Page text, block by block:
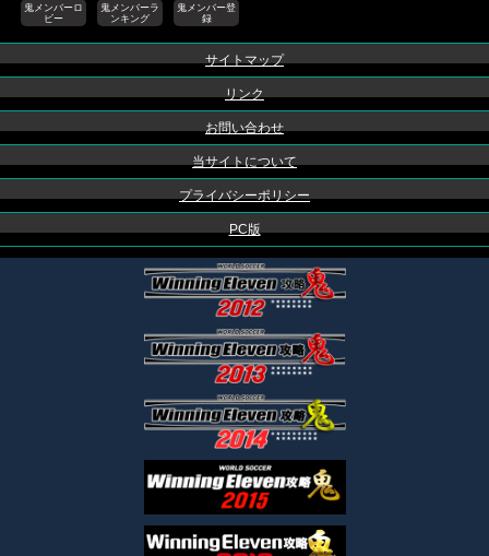
鬼メンバーロ
ビー
鬼メンバーラ
ンキング
鬼メンバー登
録
サイトマップ
リンク
お問い合わせ
当サイトについて
プライバシーポリシー
PC版